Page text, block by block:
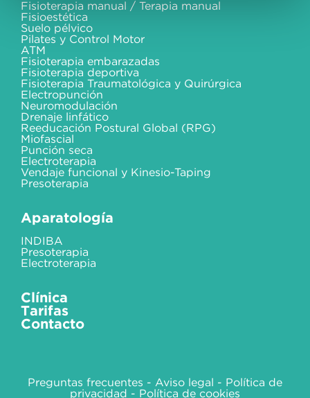
Fisioterapia manual / Terapia manual
Fisioestética
Suelo pélvico
Pilates y Control Motor
ATM
Fisioterapia embarazadas
Fisioterapia deportiva
Fisioterapia Traumatológica y Quirúrgica
Electropunción
Neuromodulación
Drenaje linfático
Reeducación Postural Global (RPG)
Miofascial
Punción seca
Electroterapia
Vendaje funcional y Kinesio-Taping
Presoterapia
Aparatología
INDIBA
Presoterapia
Electroterapia
Clínica
Tarifas
Contacto
Preguntas frecuentes - Aviso legal - Política de
privacidad - Política de cookies